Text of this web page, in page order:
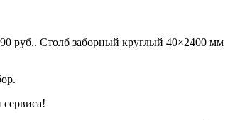
руб.. Столб заборный круглый 40×2400 мм